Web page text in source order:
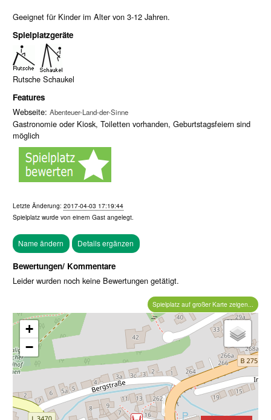
Geeignet für Kinder im Alter von 3-12 Jahren.
Spielplatzgeräte
Rutsche Schaukel
Features
Webseite: Abenteuer-Land-der-Sinne
Gastronomie oder Kiosk, Toiletten vorhanden, Geburtstagsfeiern sind
möglich
Letzte Änderung: 2017-04-03 17:19:44
Spielplatz wurde von einem Gast angelegt.
Bewertungen/ Kommentare
Leider wurden noch keine Bewertungen getätigt.
Spielplatz auf großer Karte zeigen...
+
−